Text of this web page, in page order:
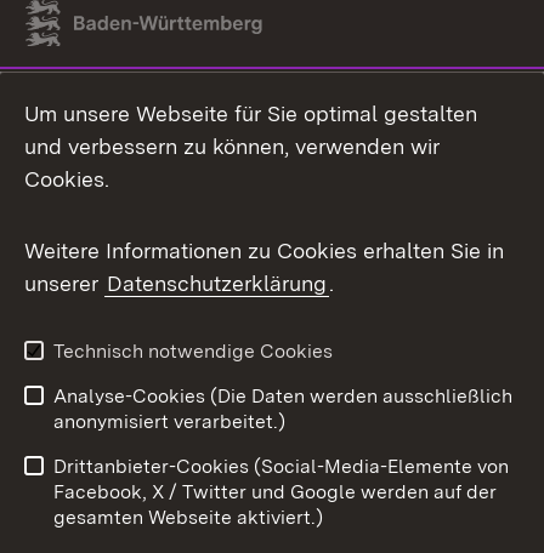
Link zum Landesportal
Um unsere Webseite für Sie optimal gestalten
und verbessern zu können, verwenden wir
Cookies.
Weitere Informationen zu Cookies erhalten Sie in
unserer Datenschutzerklärung.
Technisch notwendige Cookies
Analyse-Cookies (Die Daten werden ausschließlich
anonymisiert verarbeitet.)
Drittanbieter-Cookies (Social-Media-Elemente von
Facebook, X / Twitter und Google werden auf der
gesamten Webseite aktiviert.)